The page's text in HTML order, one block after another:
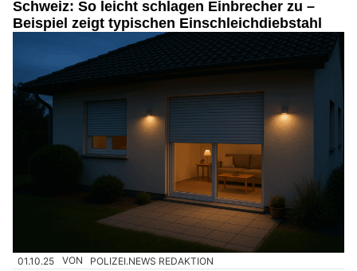
Schweiz: So leicht schlagen Einbrecher zu –
Beispiel zeigt typischen Einschleichdiebstahl
01.10.25 VON POLIZEI.NEWS REDAKTION